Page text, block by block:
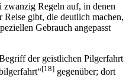
zwanzig Regeln auf, in denen
gibt, die deutlich machen,
Gebrauch angepasst
der geistlichen Pilgerfahrt
[18] gegenüber; dort